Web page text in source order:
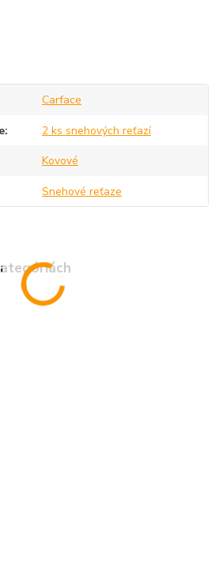
Carface
2 ks snehových reťazí
Kovové
Snehové reťaze